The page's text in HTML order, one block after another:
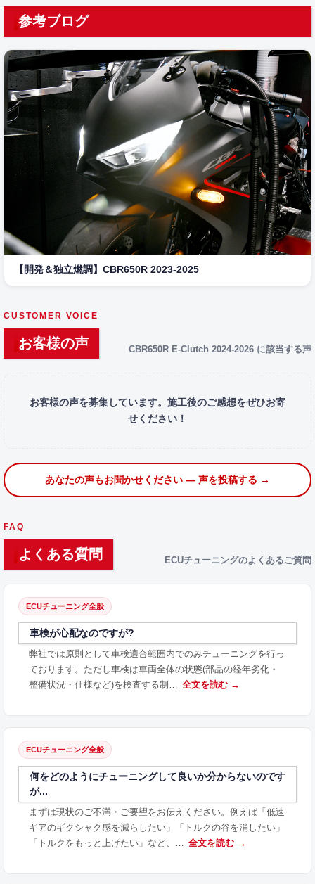
参考ブログ
【開発＆独立燃調】CBR650R 2023-2025
CUSTOMER VOICE
お客様の声 CBR650R E-Clutch 2024-2026 に該当する声
お客様の声を募集しています。施工後のご感想をぜひお寄
せください！
あなたの声もお聞かせください — 声を投稿する →
FAQ
よくある質問 ECUチューニングのよくあるご質問
ECUチューニング全般
車検が心配なのですが?
弊社では原則として車検適合範囲内でのみチューニングを行っ
ております。ただし車検は車両全体の状態(部品の経年劣化・
整備状況・仕様など)を検査する制…
全文を読む →
ECUチューニング全般
何をどのようにチューニングして良いか分からないのです
が...
まずは現状のご不満・ご要望をお伝えください。例えば「低速
ギアのギクシャク感を減らしたい」「トルクの谷を消したい」
「トルクをもっと上げたい」など、…
全文を読む →